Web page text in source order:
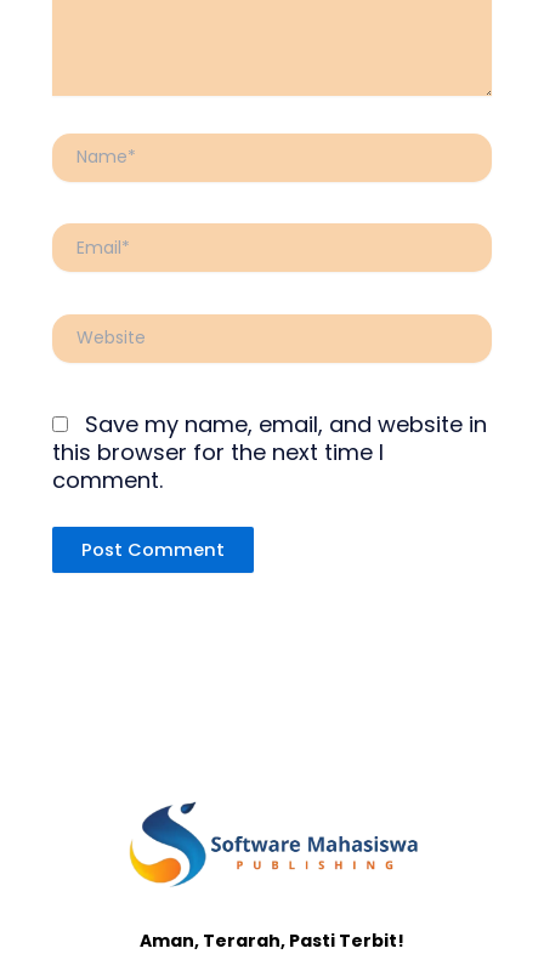
Name*
Email*
Website
Save my name, email, and website in
this browser for the next time I
comment.
Aman, Terarah, Pasti Terbit!